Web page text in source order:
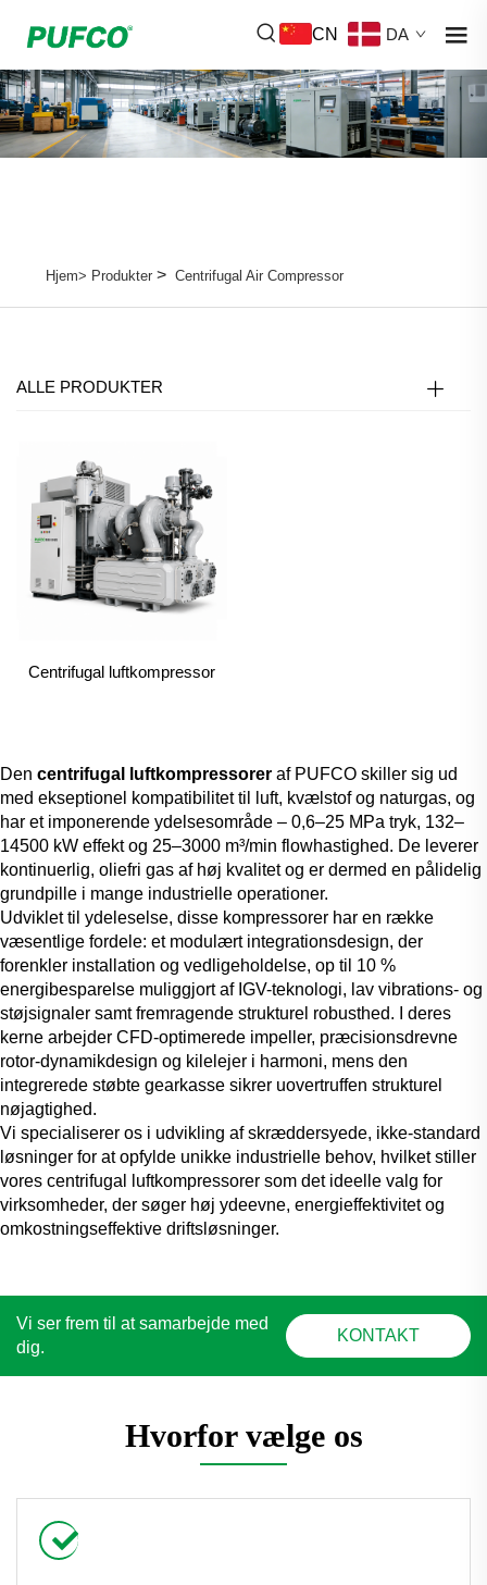
CN DA
Hjem> Produkter> Centrifugal Air Compressor
ALLE PRODUKTER
Centrifugal luftkompressor
Den centrifugal luftkompressorer af PUFCO skiller sig ud
med ekseptionel kompatibilitet til luft, kvælstof og naturgas, og
har et imponerende ydelsesområde – 0,6–25 MPa tryk, 132–
14500 kW effekt og 25–3000 m³/min flowhastighed. De leverer
kontinuerlig, oliefri gas af høj kvalitet og er dermed en pålidelig
grundpille i mange industrielle operationer.
Udviklet til ydeleselse, disse kompressorer har en række
væsentlige fordele: et modulært integrationsdesign, der
forenkler installation og vedligeholdelse, op til 10 %
energibesparelse muliggjort af IGV-teknologi, lav vibrations- og
støjsignaler samt fremragende strukturel robusthed. I deres
kerne arbejder CFD-optimerede impeller, præcisionsdrevne
rotor-dynamikdesign og kilelejer i harmoni, mens den
integrerede støbte gearkasse sikrer uovertruffen strukturel
nøjagtighed.
Vi specialiserer os i udvikling af skræddersyede, ikke-standard
løsninger for at opfylde unikke industrielle behov, hvilket stiller
vores centrifugal luftkompressorer som det ideelle valg for
virksomheder, der søger høj ydeevne, energieffektivitet og
omkostningseffektive driftsløsninger.
Vi ser frem til at samarbejde med
dig.
KONTAKT
Hvorfor vælge os